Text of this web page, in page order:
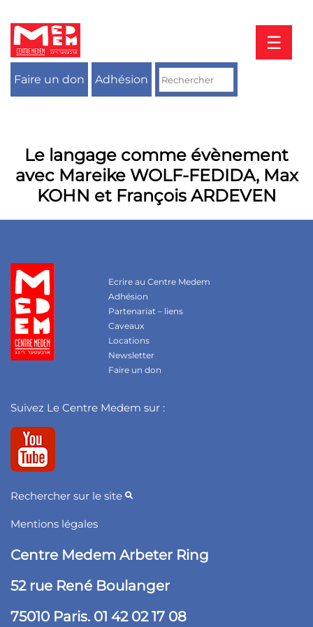
contenu
☰
Faire un don Adhésion
Le langage comme évènement
avec Mareike WOLF-FEDIDA, Max
KOHN et François ARDEVEN
Ecrire au Centre Medem
Adhésion
Partenariat – liens
Caveaux
Locations
Newsletter
Faire un don
Suivez Le Centre Medem sur :
Rechercher sur le site
Mentions légales
Centre Medem Arbeter Ring
52 rue René Boulanger
75010 Paris. 01 42 02 17 08